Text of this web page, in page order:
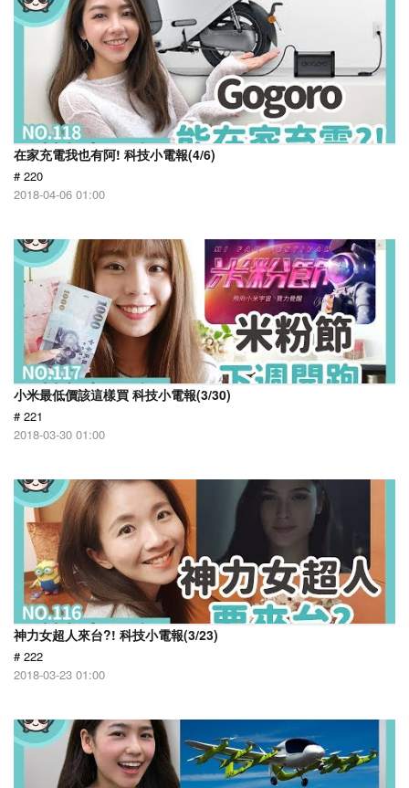
在家充電我也有阿! 科技小電報(4/6)
# 220
2018-04-06 01:00
小米最低價該這樣買 科技小電報(3/30)
# 221
2018-03-30 01:00
神力女超人來台?! 科技小電報(3/23)
# 222
2018-03-23 01:00